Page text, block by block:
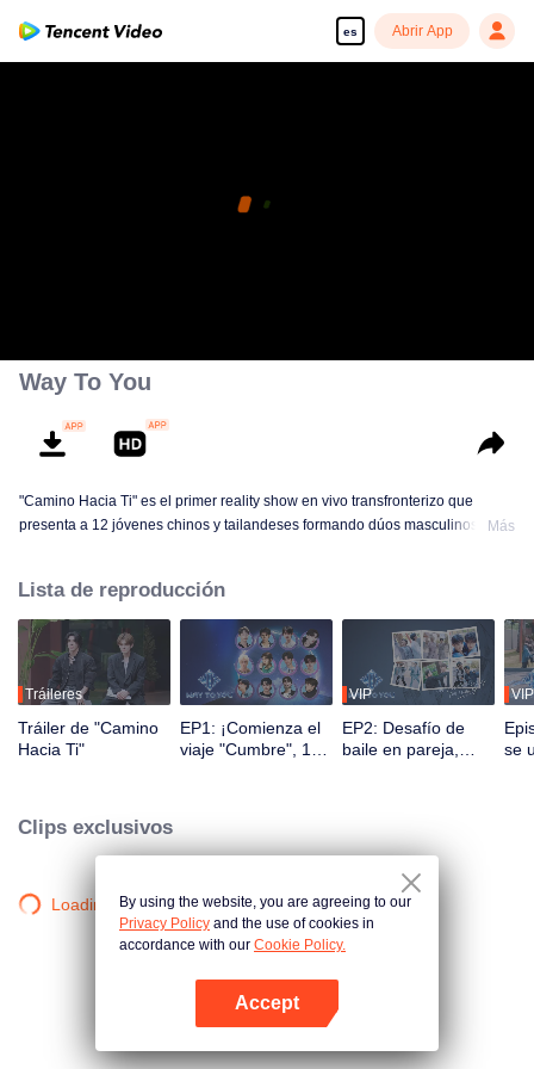
es Abrir App
Way To You
"Camino Hacia Ti" es el primer reality show en vivo transfronterizo que
presenta a 12 jóvenes chinos y tailandeses formando dúos masculinos.
multiplataforma. Los espectadores participan directamente en el desarrollo
de sus ídolos a través de votaciones y apoyo, observando el viaje desde el
primer encuentro hasta la perfecta sincronía. La pareja más popular con la
mejor química debutará finalmente en el escenario global.
Más
Lista de reproducción
Tráileres
Tráiler de "Camino
Hacia Ti"
EP1: ¡Comienza el
viaje "Cumbre", 12
VIP
EP2: Desafío de
baile en pareja,
VIP
se
Clips exclusivos
Loading…By using the website, you are agreeing to our
Privacy Policy and the use of cookies in
accordance with our Cookie Policy.
Accept